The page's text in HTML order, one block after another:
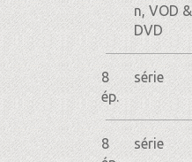
n, VOD &
DVD
8
ép.
série
8
série